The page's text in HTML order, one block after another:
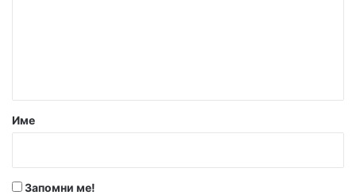
р
Име
Запомни ме!